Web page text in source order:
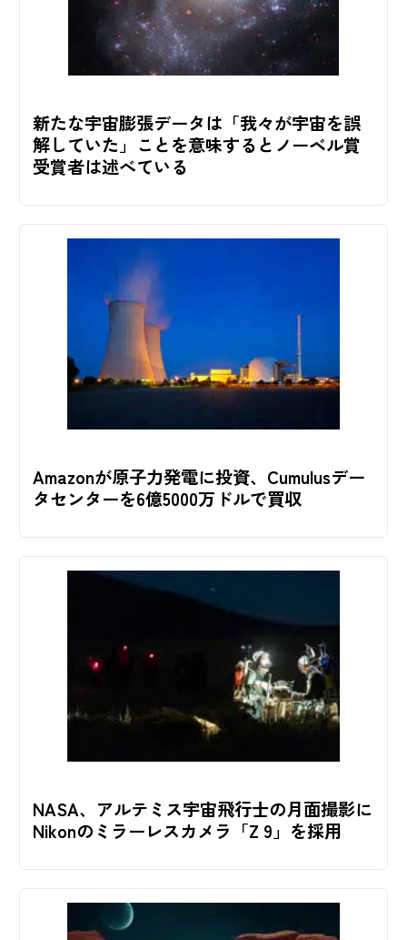
新たな宇宙膨張データは「我々が宇宙を誤
解していた」ことを意味するとノーベル賞
受賞者は述べている
Amazonが原子力発電に投資、Cumulusデー
タセンターを6億5000万ドルで買収
NASA、アルテミス宇宙飛行士の月面撮影に
Nikonのミラーレスカメラ「Z 9」を採用